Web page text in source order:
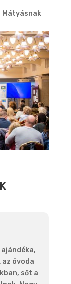
Mátyásnak
az óvoda
sőt a